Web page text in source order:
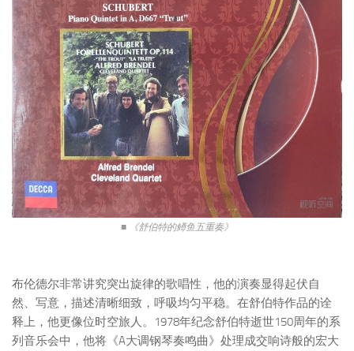
■ 《舒伯特的鳟鱼五重奏》
布伦德尔非常讲究突出旋律的歌唱性，他的演奏显得起伏自
然、写意，描述清晰细致，呼吸均匀平稳。在舒伯特作品的诠
释上，他更像位时空旅人。1978年纪念舒伯特逝世150周年的系
列音乐会中，他将《A大调钢琴奏鸣曲》处理成交响诗般的宏大